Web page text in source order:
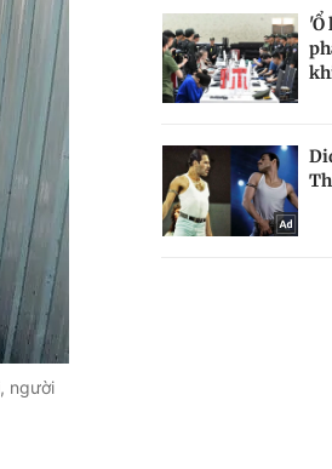
người